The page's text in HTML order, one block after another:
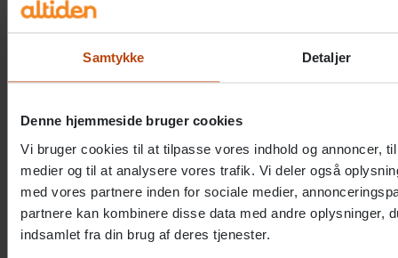
Samtykke Detaljer
Denne hjemmeside bruger cookies
Vi bruger cookies til at tilpasse vores indhold og annoncer,
medier og til at analysere vores trafik. Vi deler også
med vores partnere inden for sociale medier,
partnere kan kombinere disse data med andre oplysninger,
indsamlet fra din brug af deres tjenester.